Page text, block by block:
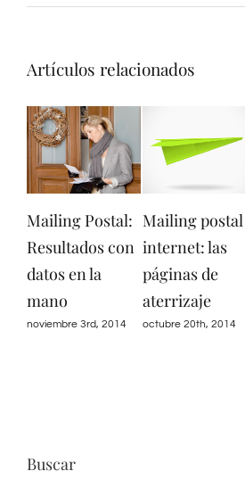
Artículos relacionados
Mailing Postal:
Resultados con
datos en la
mano
noviembre 3rd, 2014
Mailing
internet: las
páginas de
aterrizaje
octubre 20th, 2014
Buscar